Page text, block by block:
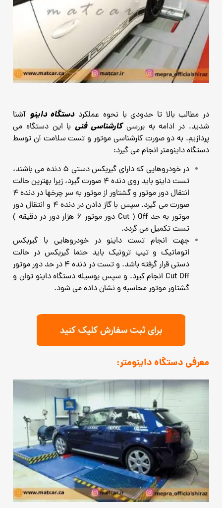
در مطالب بالا تا حدودی با نحوه عملکرددستگاه داینو آشنا
شدید. در ادامه به بررسیکارشناسی فنیبا این دستگاه می
پردازیم. به دو صورت کارشناسی موتور و تست سلامت آن توسط
دستگاه داینومتر انجام می گیرد:
در خودروهایی که دارای گیربکس دستی 5 دنده می باشند،
تست داینو باید روی دنده 4 صورت گیرد، زیرا بهترین حالت
انتقال دور موتور و گشتاور از موتور به سر چرخها در دنده 4
صورت می گیرد. سپس با گاز دادن در دنده 4 و انتقال دور
موتور به حد Cut ) Off دور موتور 6 هزار دور در دقیقه )
تست تکمیل می گردد.
جهت انجام تست داینو در خودروهایی با گیربکس
اتوماتیک و تیپ ترونیک باید حتما گیربکس در حالت
دستی قرار گرفته باشد. و تست در دنده 4 در حد دور موتور
Cut Off انجام کیرد. و سپس بوسیله دستگاه داینو توان و
گشتاور موتور محاسبه و نشان داده می شود.
معرفی دستگاه داینومتر: